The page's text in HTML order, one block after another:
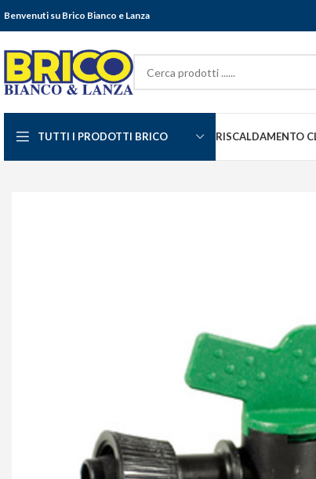
Benvenuti su Brico Bianco e Lanza
TUTTI I PRODOTTI BRICO RISCALDAMENTO